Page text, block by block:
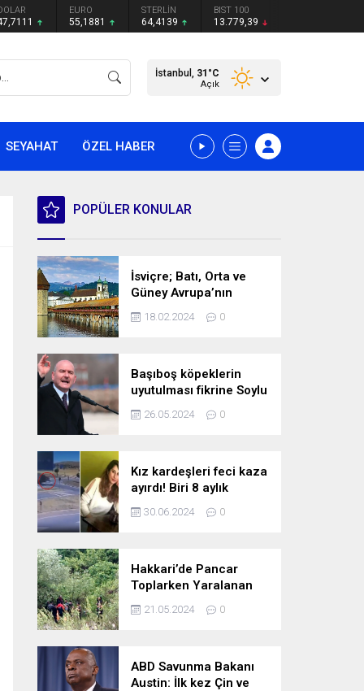
EURO
55,1881
STERLİN
64,4139
BIST 100
13.779,39
İstanbul, 31 °C
Açık
SEYAHAT ÖZEL HABER
POPÜLER KONULAR
İsviçre; Batı, Orta ve
Güney Avrupa’nın
kesişme noktasında
bulunan bir ülke.
18.02.2024 0
Başıboş köpeklerin
uyutulması fikrine Soylu
da karşı çıktı: Gönlüm
razı değil
26.05.2024 0
Kız kardeşleri feci kaza
ayırdı! Biri 8 aylık
hamile iki kız kardeş
hayatını kaybetti
30.06.2024 0
Hakkari’de Pancar
Toplarken Yaralanan
Kadın İçin Kurtarma
Çalışmaları
21.05.2024 0
ABD Savunma Bakanı
Austin: İlk kez Çin ve